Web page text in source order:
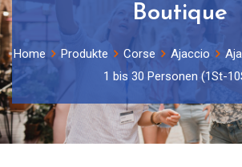
Boutique
Home Produkte Corse Ajaccio
1 bis 30 Personen (1St-